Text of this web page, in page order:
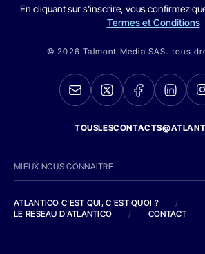
En cliquant sur s'inscrire, vous confirmez
Termes et Conditions
© 2026 Talmont Media SAS. tous
MIEUX NOUS CONNAITRE
ATLANTICO C'EST QUI, C'EST QUOI ?
/
LE RESEAU D'ATLANTICO
/ CONTACT